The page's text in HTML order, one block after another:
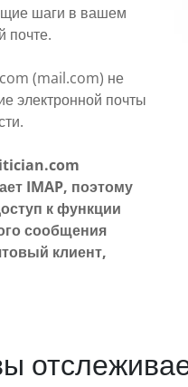
шаги в вашем
почте.
(mail.com) не
электронной почты
IMAP, поэтому
к функции
сообщения
клиент,